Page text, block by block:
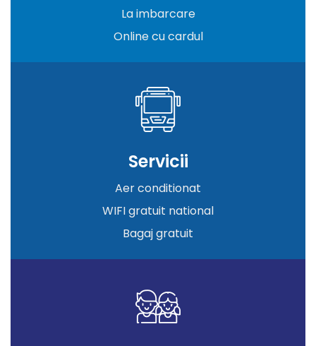
La imbarcare
Online cu cardul
Servicii
Aer conditionat
WIFI gratuit national
Bagaj gratuit